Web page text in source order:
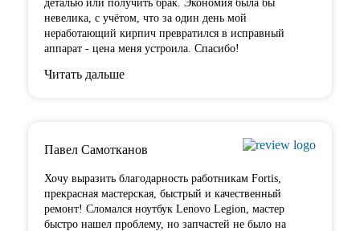
деталью или получить брак. Экономия была бы
невелика, с учётом, что за один день мой
неработающий кирпич превратился в исправный
аппарат - цена меня устроила. Спасибо!
Читать дальше
Павел Самотканов
Хочу выразить благодарность работникам Fortis,
прекрасная мастерская, быстрый и качественный
ремонт! Сломался ноутбук Lenovo Legion, мастер
быстро нашел проблему, но запчастей не было на